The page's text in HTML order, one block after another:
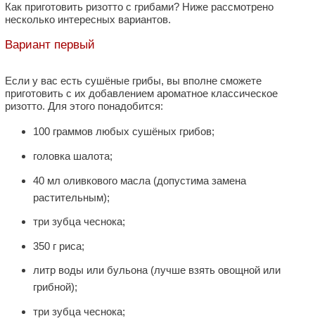
Как приготовить ризотто с грибами? Ниже рассмотрено
несколько интересных вариантов.
Вариант первый
Если у вас есть сушёные грибы, вы вполне сможете
приготовить с их добавлением ароматное классическое
ризотто. Для этого понадобится:
100 граммов любых сушёных грибов;
головка шалота;
40 мл оливкового масла (допустима замена
растительным);
три зубца чеснока;
350 г риса;
литр воды или бульона (лучше взять овощной или
грибной);
три зубца чеснока;